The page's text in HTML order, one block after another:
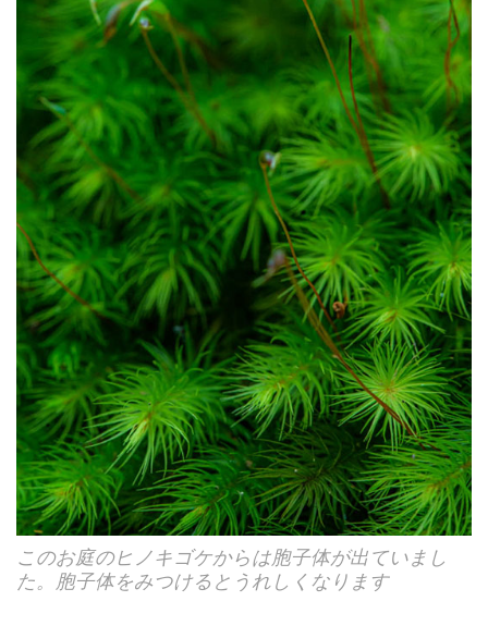
このお庭のヒノキゴケからは胞子体が出ていまし
た。胞子体をみつけるとうれしくなります